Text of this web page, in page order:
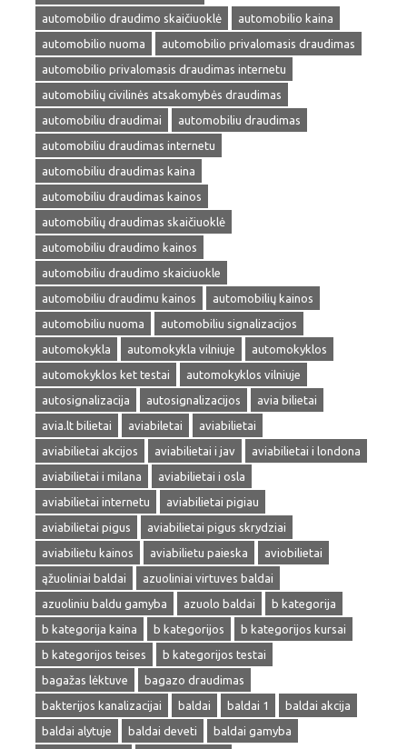
automobilio draudimo skaičiuoklė
automobilio kaina
automobilio nuoma
automobilio privalomasis draudimas
automobilio privalomasis draudimas internetu
automobilių civilinės atsakomybės draudimas
automobiliu draudimai
automobiliu draudimas
automobiliu draudimas internetu
automobiliu draudimas kaina
automobiliu draudimas kainos
automobilių draudimas skaičiuoklė
automobiliu draudimo kainos
automobiliu draudimo skaiciuokle
automobiliu draudimu kainos
automobilių kainos
automobiliu nuoma
automobiliu signalizacijos
automokykla
automokykla vilniuje
automokyklos
automokyklos ket testai
automokyklos vilniuje
autosignalizacija
autosignalizacijos
avia bilietai
avia.lt bilietai
aviabiletai
aviabilietai
aviabilietai akcijos
aviabilietai i jav
aviabilietai i londona
aviabilietai i milana
aviabilietai i osla
aviabilietai internetu
aviabilietai pigiau
aviabilietai pigus
aviabilietai pigus skrydziai
aviabilietu kainos
aviabilietu paieska
aviobilietai
ąžuoliniai baldai
azuoliniai virtuves baldai
azuoliniu baldu gamyba
azuolo baldai
b kategorija
b kategorija kaina
b kategorijos
b kategorijos kursai
b kategorijos teises
b kategorijos testai
bagažas lėktuve
bagazo draudimas
bakterijos kanalizacijai
baldai baldai 1
baldai akcija
baldai alytuje
baldai deveti
baldai gamyba